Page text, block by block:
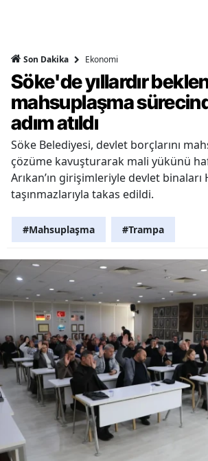
Son Dakika Ekonomi
Söke'de yıllardır
mahsuplaşma
adım atıldı
Söke Belediyesi, devlet borçlarını
çözüme kavuşturarak mali yükünü
Arıkan’ın girişimleriyle devlet binaları
taşınmazlarıyla takas edildi.
#Mahsuplaşma #Trampa